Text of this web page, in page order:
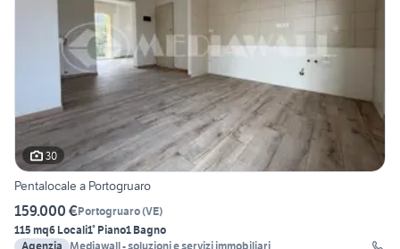
30
Pentalocale a Portogruaro
159.000 €Portogruaro(VE)
115 mq6 Locali1° Piano1 Bagno
Agenzia Mediawall - soluzioni e servizi immobiliari